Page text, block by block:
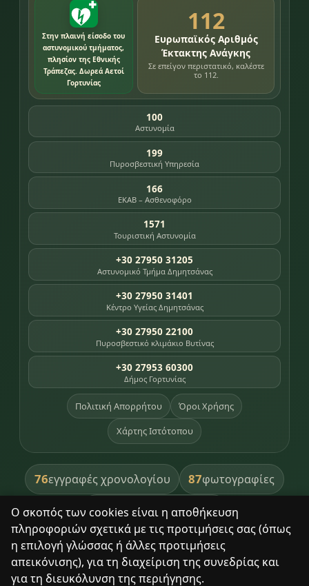
Ο σκοπός των cookies είναι η αποθήκευση
πληροφοριών σχετικά με τις προτιμήσεις σας (όπως
η επιλογή γλώσσας ή άλλες προτιμήσεις
απεικόνισης), για τη διαχείριση της συνεδρίας και
για τη διευκόλυνση της περιήγησης.
Στην πλαινή είσοδο του
αστυνομικού τμήματος,
πλησίον της Εθνικής
Τράπεζας. Δωρεά Αετοί
Γορτυνίας
112
Ευρωπαϊκός Αριθμός
Έκτακτης Ανάγκης
Σε επείγον περιστατικό, καλέστε
το 112.
100
Αστυνομία
199
Πυροσβεστική Υπηρεσία
166
ΕΚΑΒ – Ασθενοφόρο
1571
Τουριστική Αστυνομία
+30 27950 31205
Αστυνομικό Τμήμα Δημητσάνας
+30 27950 31401
Κέντρο Υγείας Δημητσάνας
+30 27950 22100
Πυροσβεστικό κλιμάκιο Βυτίνας
+30 27953 60300
Δήμος Γορτυνίας
Πολιτική Απορρήτου Όροι Χρήσης
Χάρτης Ιστότοπου
76εγγραφές χρονολογίου 87φωτογραφίες
391βιβλία βιβλιοθήκης
8σημεία κληρονομιάς